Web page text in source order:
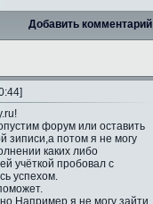
Добавить комментарий
форум или оставить
зиписи,а потом я не могу
каких либо
учёткой пробовал с
успехом.
я не могу зайти